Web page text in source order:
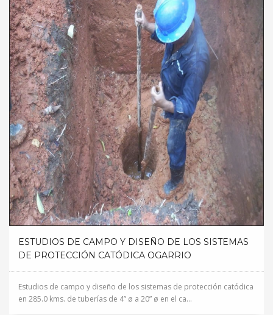
ESTUDIOS DE CAMPO Y DISEÑO DE LOS SISTEMAS
DE PROTECCIÓN CATÓDICA OGARRIO
Estudios de campo y diseño de los sistemas de protección catódica
en 285.0 kms. de tuberías de 4” ø a 20” ø en el ca...